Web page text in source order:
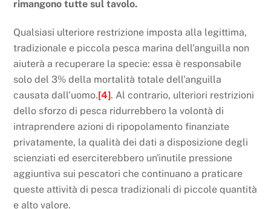
rimangono tutte sul tavolo.
Qualsiasi ulteriore restrizione imposta alla legittima,
tradizionale e piccola pesca marina dell'anguilla non
aiuterà a recuperare la specie: essa è responsabile
solo del 3% della mortalità totale dell'anguilla
causata dall'uomo.[4]. Al contrario, ulteriori restrizioni
dello sforzo di pesca ridurrebbero la volontà di
intraprendere azioni di ripopolamento finanziate
privatamente, la qualità dei dati a disposizione degli
scienziati ed eserciterebbero un'inutile pressione
aggiuntiva sui pescatori che continuano a praticare
queste attività di pesca tradizionali di piccole quantità
e alto valore.